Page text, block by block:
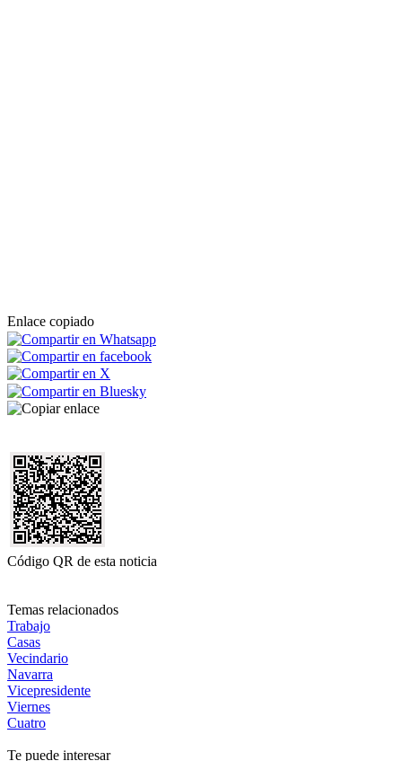
Enlace copiado
Código QR de esta noticia
Temas relacionados
Trabajo
Casas
Vecindario
Navarra
Vicepresidente
Viernes
Cuatro
Te puede interesar